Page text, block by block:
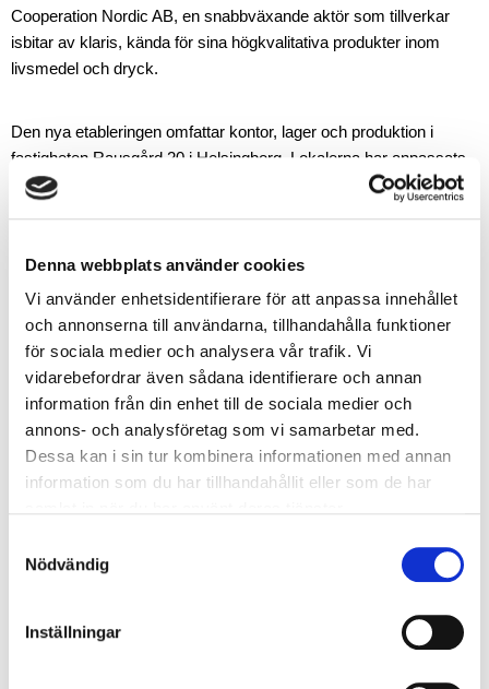
Denna webbplats använder cookies
Vi använder enhetsidentifierare för att anpassa innehållet
och annonserna till användarna, tillhandahålla funktioner
för sociala medier och analysera vår trafik. Vi
vidarebefordrar även sådana identifierare och annan
information från din enhet till de sociala medier och
annons- och analysföretag som vi samarbetar med.
Dessa kan i sin tur kombinera informationen med annan
information som du har tillhandahållit eller som de har
Nödvändig
Inställningar
Cooperation Nordic AB, en snabbväxande aktör som tillverkar
isbitar av klaris, kända för sina högkvalitativa produkter inom
livsmedel och dryck.
Den nya etableringen omfattar kontor, lager och produktion i
fastigheten Rausgård 20 i Helsingborg. Lokalerna har anpassats
för att möta verksamhetens behov med moderna ytor för effektiv
– The Ice Cooperation är ett spännande tillskott till Rausgård 20
lokaler, säger Ulf Wallén, vd på Acrinova.
Fastigheten är strategiskt belägen med närhet till större
transportleder, vilket skapar goda förutsättningar för logistik- och
produktionsverksamheter. Acrinova fortsätter att utveckla sitt
fastighetsbestånd i södra Sverige med fokus på projekt och
kommersiella fastigheter inom lager, logistik och industri.
För ytterligare information, vänligen kontakta:
0708-30 79 90